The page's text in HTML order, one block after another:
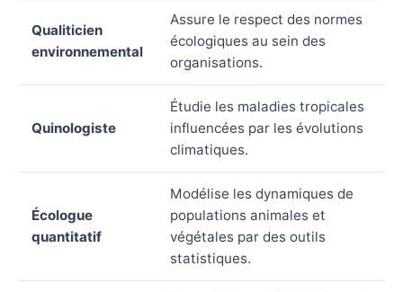
Qualiticien
environnemental
Assure le respect des normes
écologiques au sein des
organisations.
Quinologiste
Étudie les maladies tropicales
influencées par les évolutions
climatiques.
Écologue
quantitatif
Modélise les dynamiques de
populations animales et
végétales par des outils
statistiques.